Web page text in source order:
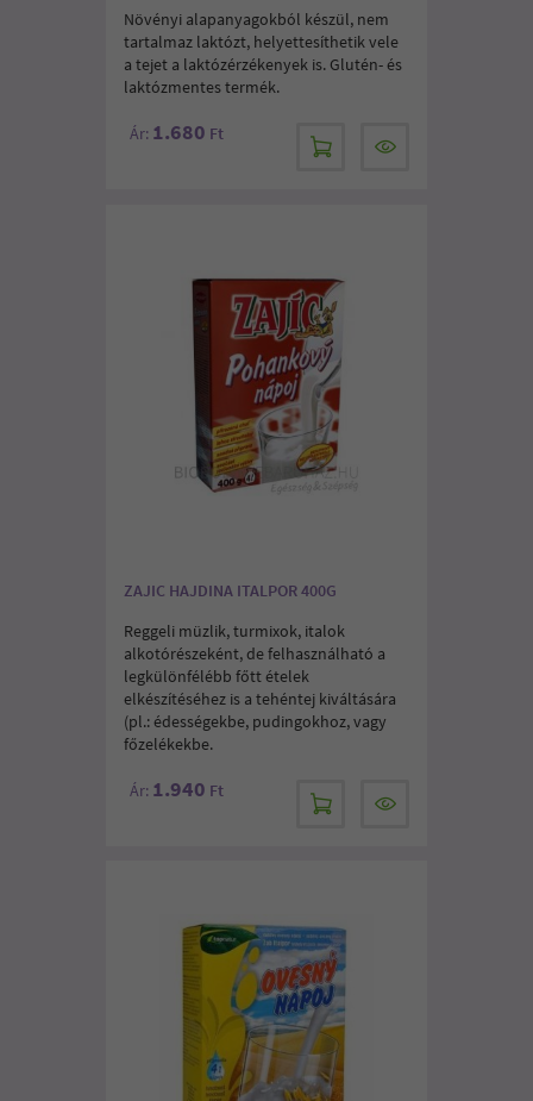
Növényi alapanyagokból készül, nem
tartalmaz laktózt, helyettesíthetik vele
a tejet a laktózérzékenyek is. Glutén- és
laktózmentes termék.
Ár: 1.680 Ft
ZAJIC HAJDINA ITALPOR 400G
Reggeli müzlik, turmixok, italok
alkotórészeként, de felhasználható a
legkülönfélébb főtt ételek
elkészítéséhez is a tehéntej kiváltására
(pl.: édességekbe, pudingokhoz, vagy
főzelékekbe.
Ár: 1.940 Ft